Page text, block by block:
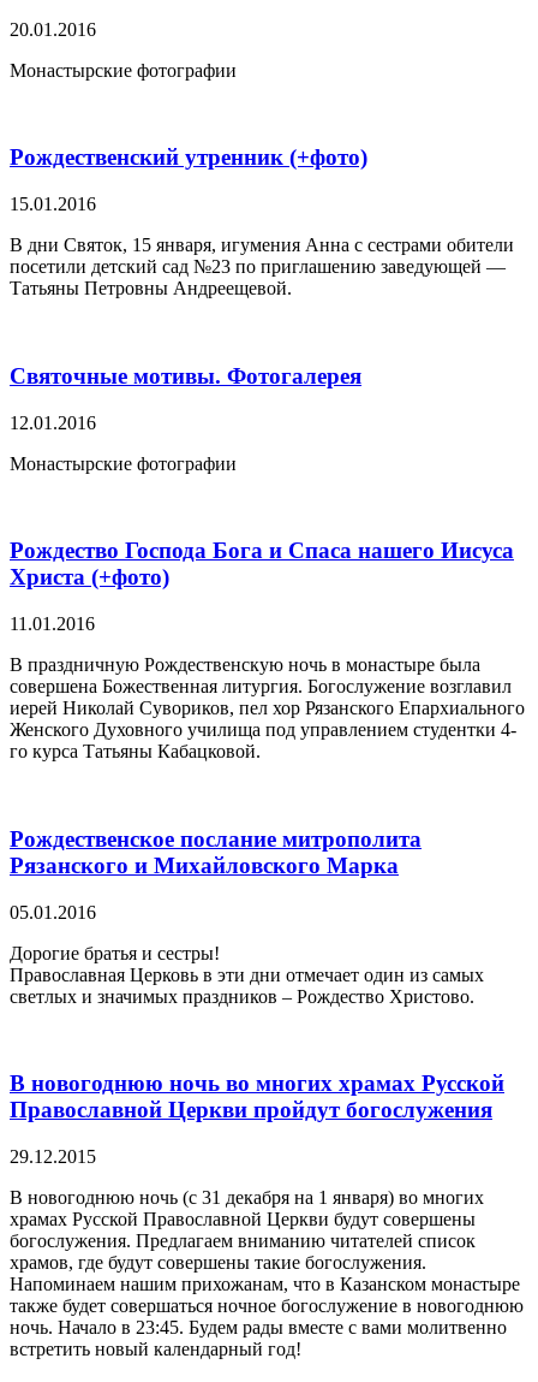
20.01.2016
Монастырские фотографии
Рождественский утренник (+фото)
15.01.2016
В дни Святок, 15 января, игумения Анна с сестрами обители
посетили детский сад №23 по приглашению заведующей —
Татьяны Петровны Андреещевой.
Святочные мотивы. Фотогалерея
12.01.2016
Монастырские фотографии
Рождество Господа Бога и Спаса нашего Иисуса
Христа (+фото)
11.01.2016
В праздничную Рождественскую ночь в монастыре была
совершена Божественная литургия. Богослужение возглавил
иерей Николай Сувориков, пел хор Рязанского Епархиального
Женского Духовного училища под управлением студентки 4-
го курса Татьяны Кабацковой.
Рождественское послание митрополита
Рязанского и Михайловского Марка
05.01.2016
Дорогие братья и сестры!
Православная Церковь в эти дни отмечает один из самых
светлых и значимых праздников – Рождество Христово.
В новогоднюю ночь во многих храмах Русской
Православной Церкви пройдут богослужения
29.12.2015
В новогоднюю ночь (с 31 декабря на 1 января) во многих
храмах Русской Православной Церкви будут совершены
богослужения. Предлагаем вниманию читателей список
храмов, где будут совершены такие богослужения.
Напоминаем нашим прихожанам, что в Казанском монастыре
также будет совершаться ночное богослужение в новогоднюю
ночь. Начало в 23:45. Будем рады вместе с вами молитвенно
встретить новый календарный год!